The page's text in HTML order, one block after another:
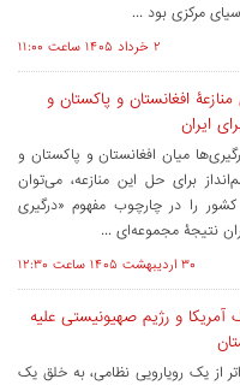
مرکزی بود ...
۲ خرداد ۱۴۰۵ ساعت ۱۱:۰۰
افغانستان و پاکستان و
ایران
میان افغانستان و پاکستان و
برای حل این منازعه، می‌توان
را در چارچوب مفهوم «درگیری
‏نتیجۀ مجموعه‌ای ...
۳۰ ارديبهشت ۱۴۰۵ ساعت ۱۲:۳۰
آمریکا و رژیم صهیونیستی علیه
از یک رویارویی نظامی، به خلق یک